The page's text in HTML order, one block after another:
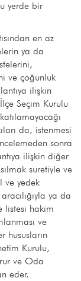
yerde bir
en az
ya da
ve çoğunluk
ilişkin
Seçim Kurulu
da, istenmesi
sonra
ilişkin diğer
suretiyle ve
ve yedek
ya da
listesi hakim
ve
hususların
Kurulu,
ve Oda
eder.